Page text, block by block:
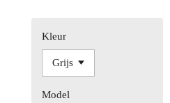
Kleur
Model